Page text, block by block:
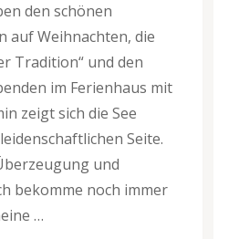
den schönen
auf Weihnachten, die
Tradition“ und den
im Ferienhaus mit
zeigt sich die See
Seite.
und
bekomme noch immer
…